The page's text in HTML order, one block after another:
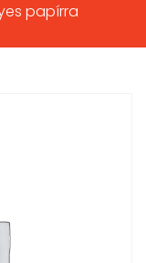
papírra